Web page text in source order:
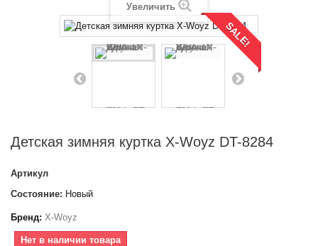
SALE!
Увеличить
Детская зимняя куртка X-Woyz DT-8284
Артикул
Состояние: Новый
Бренд: X-Woyz
Нет в наличии товара